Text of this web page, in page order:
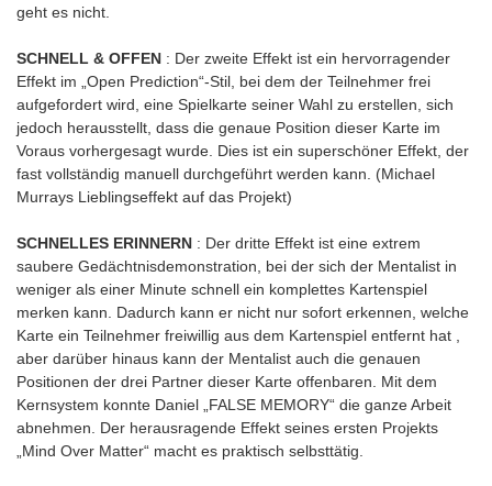
geht es nicht.
SCHNELL & OFFEN : Der zweite Effekt ist ein hervorragender
Effekt im „Open Prediction“-Stil, bei dem der Teilnehmer frei
aufgefordert wird, eine Spielkarte seiner Wahl zu erstellen, sich
jedoch herausstellt, dass die genaue Position dieser Karte im
Voraus vorhergesagt wurde. Dies ist ein superschöner Effekt, der
fast vollständig manuell durchgeführt werden kann. (Michael
Murrays Lieblingseffekt auf das Projekt)
SCHNELLES ERINNERN : Der dritte Effekt ist eine extrem
saubere Gedächtnisdemonstration, bei der sich der Mentalist in
weniger als einer Minute schnell ein komplettes Kartenspiel
merken kann. Dadurch kann er nicht nur sofort erkennen, welche
Karte ein Teilnehmer freiwillig aus dem Kartenspiel entfernt hat ,
aber darüber hinaus kann der Mentalist auch die genauen
Positionen der drei Partner dieser Karte offenbaren. Mit dem
Kernsystem konnte Daniel „FALSE MEMORY“ die ganze Arbeit
abnehmen. Der herausragende Effekt seines ersten Projekts
„Mind Over Matter“ macht es praktisch selbsttätig.